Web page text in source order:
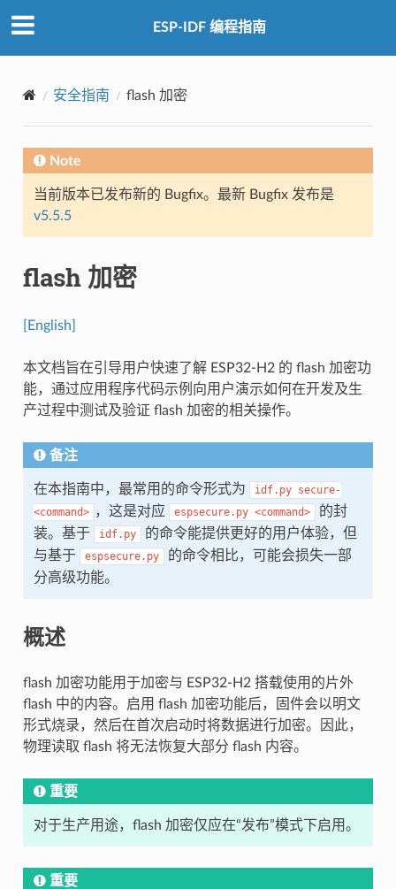
ESP-IDF 编程指南
安全指南 flash 加密
Note
当前版本已发布新的 Bugfix。最新 Bugfix 发布是
v5.5.5
flash 加密
[English]
本文档旨在引导用户快速了解 ESP32-H2 的 flash 加密功
能，通过应用程序代码示例向用户演示如何在开发及生
产过程中测试及验证 flash 加密的相关操作。
备注
在本指南中，最常用的命令形式为 idf.py secure-
<command> ，这是对应 espsecure.py <command>
的封
装。基于
idf.py
的命令能提供更好的用户体验，但
与基于
espsecure.py
的命令相比，可能会损失一部
分高级功能。
概述
flash 加密功能用于加密与 ESP32-H2 搭载使用的片外
flash 中的内容。启用 flash 加密功能后，固件会以明文
形式烧录，然后在首次启动时将数据进行加密。因此，
物理读取 flash 将无法恢复大部分 flash 内容。
重要
对于生产用途，flash 加密仅应在“发布”模式下启用。
重要